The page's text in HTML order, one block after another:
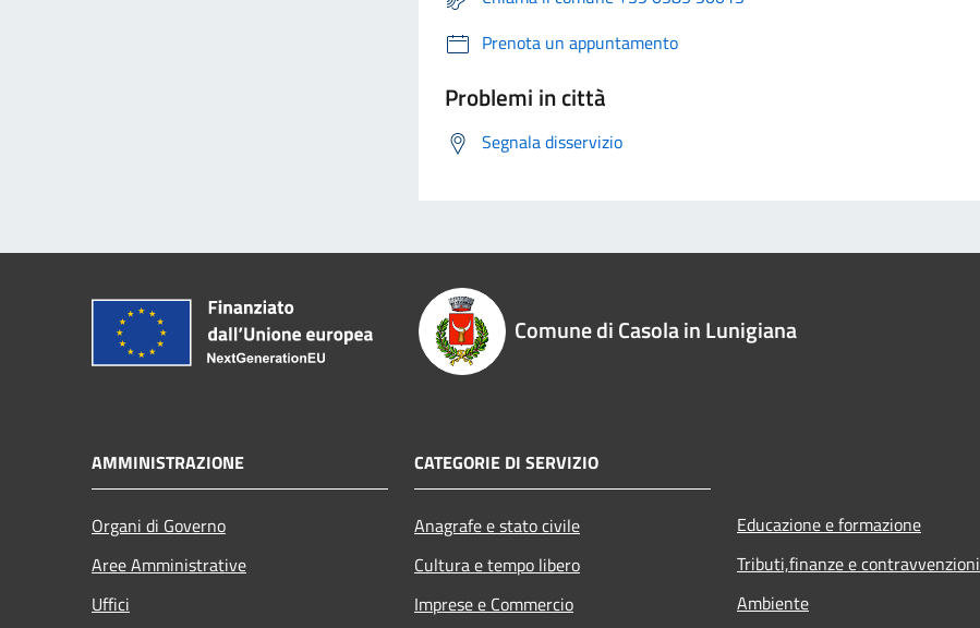
Prenota un appuntamento
Problemi in città
Segnala disservizio
Comune di Casola in Lunigiana
AMMINISTRAZIONE
Organi di Governo
Aree Amministrative
Uffici
CATEGORIE DI SERVIZIO
Anagrafe e stato civile
Cultura e tempo libero
Imprese e Commercio
Educazione e formazione
Tributi,finanze e contravvenzioni
Ambiente